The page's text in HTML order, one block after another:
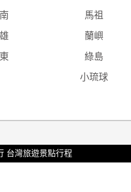
馬祖
蘭嶼
綠島
小琉球
台灣旅遊景點行程